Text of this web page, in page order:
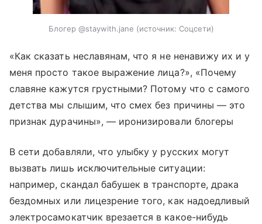
Блогер @staywith.jane источник: Соцсети
«Как сказать неславянам, что я не ненавижу их и у
меня просто такое выражение лица?», «Почему
славяне кажутся грустными? Потому что с самого
детства мы слышим, что смех без причины — это
признак дурачины», — иронизировали блогеры
В сети добавляли, что улыбку у русских могут
вызвать лишь исключительные ситуации:
например, скандал бабушек в транспорте, драка
бездомных или лицезрение того, как надоедливый
электросамокатчик врезается в какое-нибудь